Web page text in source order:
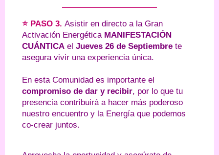
⭐ PASO 3. Asistir en directo a la Gran
Activación Energética MANIFESTACIÓN
CUÁNTICA el Jueves 26 de Septiembre te
asegura vivir una experiencia única.
En esta Comunidad es importante el
compromiso de dar y recibir, por lo que tu
presencia contribuirá a hacer más poderoso
nuestro encuentro y la Energía que podemos
co-crear juntos.